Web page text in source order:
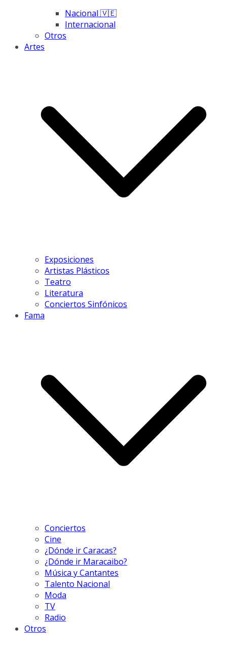
Nacional 🇻🇪
Internacional
Otros
Artes
Exposiciones
Artistas Plásticos
Teatro
Literatura
Conciertos Sinfónicos
Fama
Conciertos
Cine
¿Dónde ir Caracas?
¿Dónde ir Maracaibo?
Música y Cantantes
Talento Nacional
Moda
TV
Radio
Otros